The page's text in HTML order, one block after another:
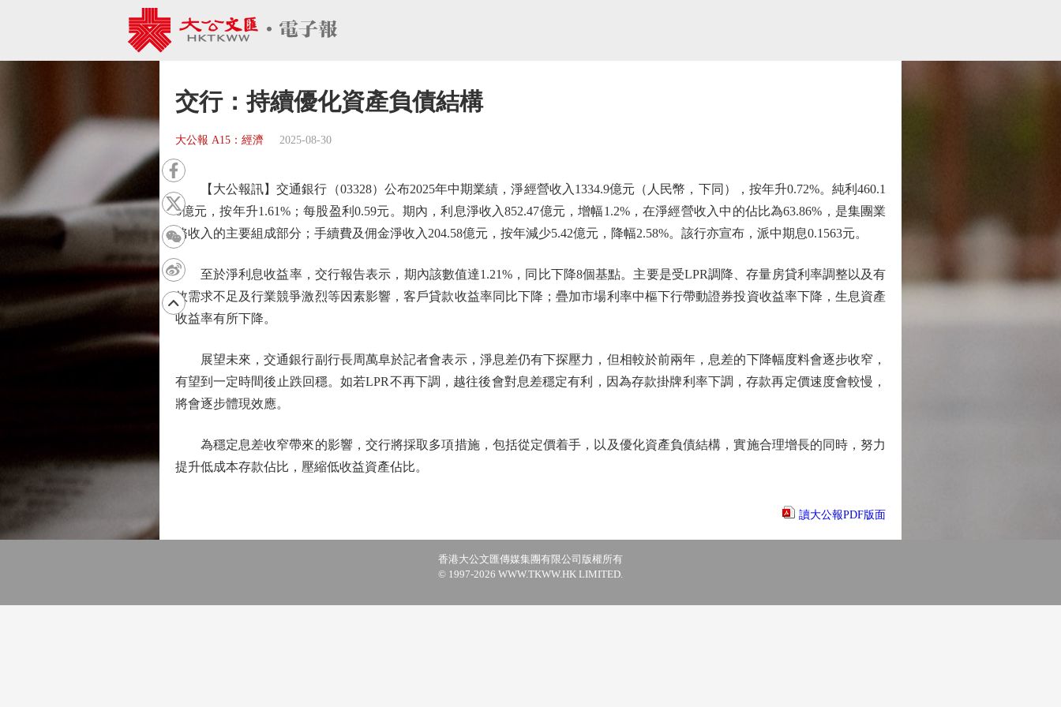
交行：持續優化資產負債結構
大公報 A15：經濟 2025-08-30
【大公報訊】交通銀行（03328）公布2025年中期業績，淨經營收入1334.9億元（人民幣，下同），按年升0.72%。純利460.1
6億元，按年升1.61%；每股盈利0.59元。期內，利息淨收入852.47億元，增幅1.2%，在淨經營收入中的佔比為63.86%，是集團業
務收入的主要組成部分；手續費及佣金淨收入204.58億元，按年減少5.42億元，降幅2.58%。該行亦宣布，派中期息0.1563元。
至於淨利息收益率，交行報告表示，期內該數值達1.21%，同比下降8個基點。主要是受LPR調降、存量房貸利率調整以及有
效需求不足及行業競爭激烈等因素影響，客戶貸款收益率同比下降；疊加市場利率中樞下行帶動證券投資收益率下降，生息資產
收益率有所下降。
展望未來，交通銀行副行長周萬阜於記者會表示，淨息差仍有下探壓力，但相較於前兩年，息差的下降幅度料會逐步收窄，
有望到一定時間後止跌回穩。如若LPR不再下調，越往後會對息差穩定有利，因為存款掛牌利率下調，存款再定價速度會較慢，
將會逐步體現效應。
為穩定息差收窄帶來的影響，交行將採取多項措施，包括從定價着手，以及優化資產負債結構，實施合理增長的同時，努力
提升低成本存款佔比，壓縮低收益資產佔比。
讀大公報PDF版面
香港大公文匯傳媒集團有限公司版權所有
© 1997-2026 WWW.TKWW.HK LIMITED.